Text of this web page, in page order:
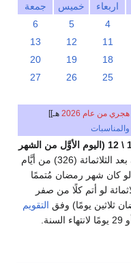
اربعاء خميس
جمعة
4
5
6
11
12
13
18
19
20
25
26
27
من عام 2026
هـ]]
والمناسبات
يوم 1 \ 12 (اليوم الأوَّل من الشهر
هو اليوم السادس والعشرون بعد الثلاثمائة (326) من أيَّام
لو كان شهر رمضان مُتممًا
لو أتم كلًا من صفر
ثلاثين يومًا) وفق التقويم